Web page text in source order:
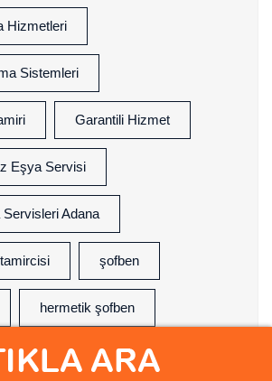
Hizmetleri
Sistemleri
Garantili Hizmet
Eşya Servisi
Adana
şofben
hermetik şofben
Klima Bakım